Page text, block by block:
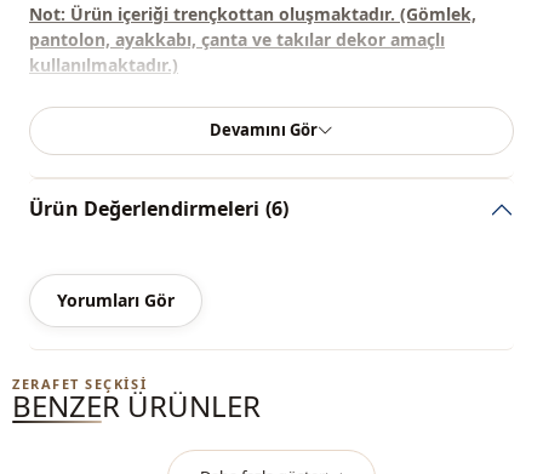
Not: Ürün içeriği trençkottan oluşmaktadır. (Gömlek,
pantolon, ayakkabı, çanta ve takılar dekor amaçlı
kullanılmaktadır.)
Not:Ürünün renginde konsept çekimlerinden dolayı ton
farklılığı olabilir.
Yıkama:30 derecede yıkayınız.
%100 Polyester
Yaka
Kategori̇
Kumaş
Mevsi̇m Mevsimlik
Devamını Gör
Ürün Değerlendirmeleri (6)
Yorumları Gör
ZERAFET SEÇKISI
BENZER ÜRÜNLER